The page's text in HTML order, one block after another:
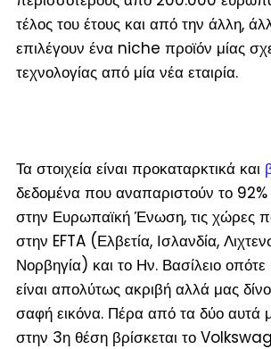
τέλος του έτους και από την άλλη,
επιλέγουν ένα niche προϊόν μίας
τεχνολογίας από μία νέα εταιρία.
Τα στοιχεία είναι προκαταρκτικά και
δεδομένα που αναπαριστούν το
στην Ευρωπαϊκή Ένωση, τις χώρες
στην EFTA (Ελβετία, Ισλανδία,
Νορβηγία) και το Ην. Βασίλειο
είναι απολύτως ακριβή αλλά μας
σαφή εικόνα. Πέρα από τα δύο αυτά
στην 3ηθέση βρίσκεται το